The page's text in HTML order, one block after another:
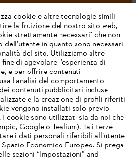
#STIHL
cookie e altre tecnologie simili
la fruizione del nostro sito web,
strettamente necessari" che non
dell’utente in quanto sono necessari
del sito. Utilizziamo altre
di agevolare l’esperienza di
e per offrire contenuti
l'analisi del comportamento
contenuti pubblicitari incluse
e la creazione di profili riferiti
vengono installati solo previo
cookie sono utilizzati sia da noi che
Google o Tealium). Tali terze
i dati personali riferibili all’utente
Economico Europeo. Si prega
sezioni “Impostazioni” and